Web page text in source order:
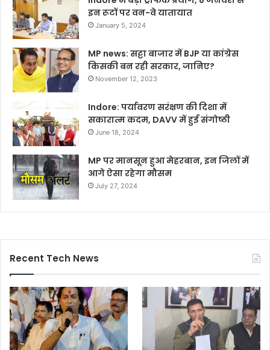
इन रूटों पर वन-वे यातायात
January 5, 2024
MP news: सट्टा बाजार में BJP या कांग्रेस
किसकी बन रही सरकार, जानिए?
November 12, 2023
Indore: पर्यावरण सरंक्षण की दिशा में
सकारात्म कदम, DAVV में हुई संगोष्ठी
June 18, 2024
MP पर मानसून हुआ मेहरबान, इन जिलों में
आगे ऐसा रहेगा मौसम
July 27, 2024
Recent Tech News